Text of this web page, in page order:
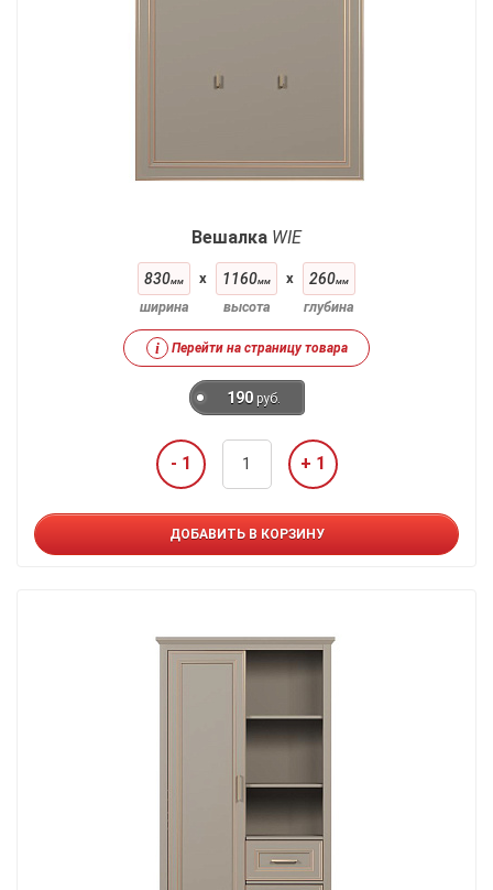
Вешалка WIE
830мм
ширина
x 1160мм
высота
x 260мм
глубина
i Перейти на страницу товара
190 руб.
- 1 + 1
ДОБАВИТЬ В КОРЗИНУ